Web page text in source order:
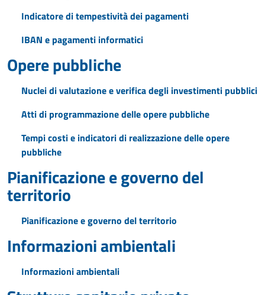
Indicatore di tempestività dei pagamenti
IBAN e pagamenti informatici
Opere pubbliche
Nuclei di valutazione e verifica degli investimenti pubblici
Atti di programmazione delle opere pubbliche
Tempi costi e indicatori di realizzazione delle opere
pubbliche
Pianificazione e governo del
territorio
Pianificazione e governo del territorio
Informazioni ambientali
Informazioni ambientali